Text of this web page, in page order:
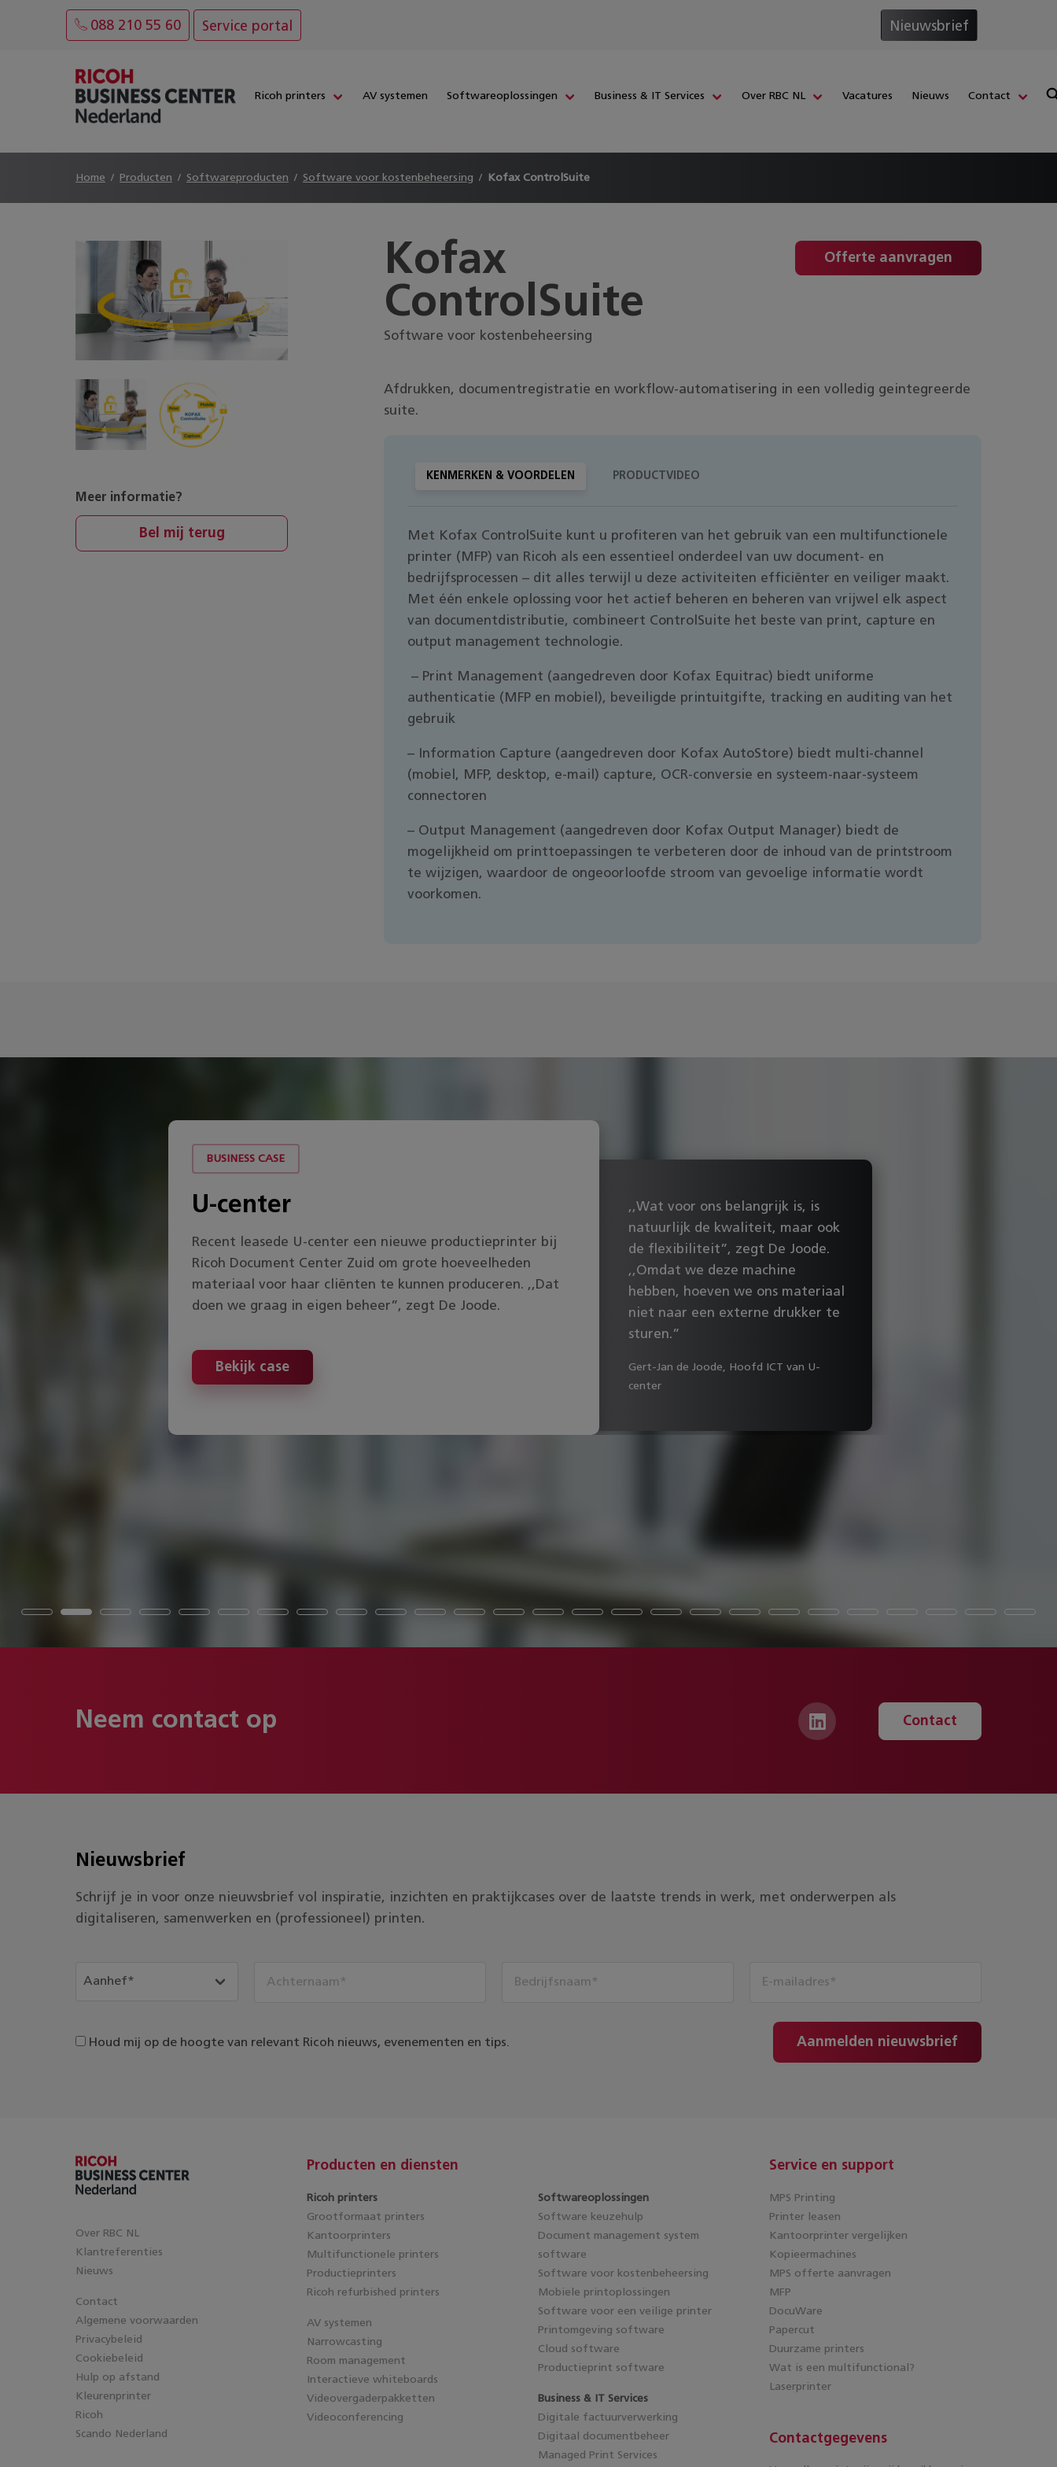
088 210 55 60 Service portal Nieuwsbrief
Ricoh printers AV systemen Softwareoplossingen Business & IT Services Over RBC NL Vacatures Nieuws Contact
Home Producten Softwareproducten Software voor kostenbeheersing Kofax ControlSuite
Meer informatie?
Bel mij terug
Kofax
ControlSuite
Software voor kostenbeheersing
Offerte aanvragen
Afdrukken, documentregistratie en workflow-automatisering in een volledig geintegreerde
suite.
KENMERKEN & VOORDELEN PRODUCTVIDEO
Met Kofax ControlSuite kunt u profiteren van het gebruik van een multifunctionele
printer (MFP) van Ricoh als een essentieel onderdeel van uw document- en
bedrijfsprocessen – dit alles terwijl u deze activiteiten efficiënter en veiliger maakt.
Met één enkele oplossing voor het actief beheren en beheren van vrijwel elk aspect
van documentdistributie, combineert ControlSuite het beste van print, capture en
output management technologie.
– Print Management (aangedreven door Kofax Equitrac) biedt uniforme
authenticatie (MFP en mobiel), beveiligde printuitgifte, tracking en auditing van het
gebruik
– Information Capture (aangedreven door Kofax AutoStore) biedt multi-channel
(mobiel, MFP, desktop, e-mail) capture, OCR-conversie en systeem-naar-systeem
connectoren
– Output Management (aangedreven door Kofax Output Manager) biedt de
mogelijkheid om printtoepassingen te verbeteren door de inhoud van de printstroom
te wijzigen, waardoor de ongeoorloofde stroom van gevoelige informatie wordt
voorkomen.
BUSINESS CASE
U-center
Recent leasede U-center een nieuwe productieprinter bij
Ricoh Document Center Zuid om grote hoeveelheden
materiaal voor haar cliënten te kunnen produceren. ,,Dat
doen we graag in eigen beheer”, zegt De Joode.
Bekijk case
,,Wat voor ons belangrijk is, is
natuurlijk de kwaliteit, maar ook
de flexibiliteit”, zegt De Joode.
,,Omdat we deze machine
hebben, hoeven we ons materiaal
niet naar een externe drukker te
sturen.”
Gert-Jan de Joode, Hoofd ICT van U-
center
Neem contact op Contact
Nieuwsbrief
Schrijf je in voor onze nieuwsbrief vol inspiratie, inzichten en praktijkcases over de laatste trends in werk, met onderwerpen als
digitaliseren, samenwerken en (professioneel) printen.
Houd mij op de hoogte van relevant Ricoh nieuws, evenementen en tips. Aanmelden nieuwsbrief
Over RBC NL
Klantreferenties
Nieuws
Contact
Algemene voorwaarden
Privacybeleid
Cookiebeleid
Hulp op afstand
Kleurenprinter
Ricoh
Scando Nederland
Producten en diensten
Ricoh printers
Grootformaat printers
Kantoorprinters
Multifunctionele printers
Productieprinters
Ricoh refurbished printers
AV systemen
Narrowcasting
Room management
Interactieve whiteboards
Videovergaderpakketten
Videoconferencing
Softwareoplossingen
Software keuzehulp
Document management system
software
Software voor kostenbeheersing
Mobiele printoplossingen
Software voor een veilige printer
Printomgeving software
Cloud software
Productieprint software
Business & IT Services
Digitale factuurverwerking
Digitaal documentbeheer
Managed Print Services
Service en support
MPS Printing
Printer leasen
Kantoorprinter vergelijken
Kopieermachines
MPS offerte aanvragen
MFP
DocuWare
Papercut
Duurzame printers
Wat is een multifunctional?
Laserprinter
Contactgegevens